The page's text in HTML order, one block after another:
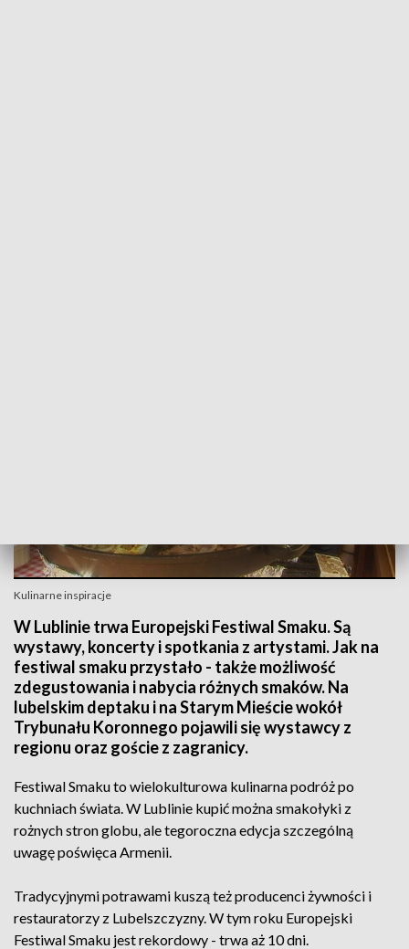
Kulinarne inspiracje
W Lublinie trwa Europejski Festiwal Smaku. Są
wystawy, koncerty i spotkania z artystami. Jak na
festiwal smaku przystało - także możliwość
zdegustowania i nabycia różnych smaków. Na
lubelskim deptaku i na Starym Mieście wokół
Trybunału Koronnego pojawili się wystawcy z
regionu oraz goście z zagranicy.
Festiwal Smaku to wielokulturowa kulinarna podróż po
kuchniach świata. W Lublinie kupić można smakołyki z
rożnych stron globu, ale tegoroczna edycja szczególną
uwagę poświęca Armenii.
Tradycyjnymi potrawami kuszą też producenci żywności i
restauratorzy z Lubelszczyzny. W tym roku Europejski
Festiwal Smaku jest rekordowy - trwa aż 10 dni.